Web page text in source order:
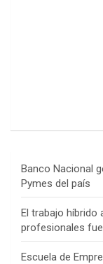
Banco Nacional
Pymes del país
El trabajo híbrido
profesionales
Escuela de